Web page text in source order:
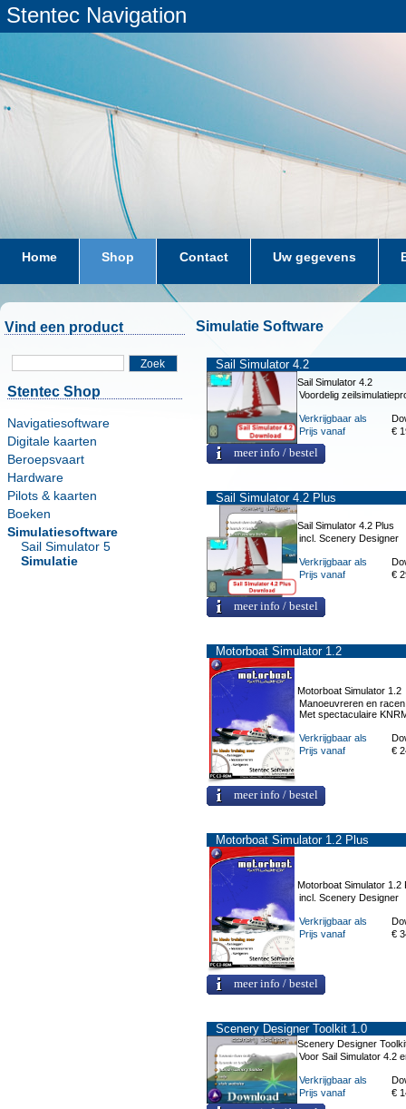
Stentec Navigation
Home Shop Contact Uw gegevens
Vind een product
Zoek
Stentec Shop
Navigatiesoftware
Digitale kaarten
Beroepsvaart
Hardware
Pilots & kaarten
Boeken
Simulatiesoftware
Sail Simulator 5
Simulatie
Simulatie Software
Sail Simulator 4.2
Sail Simulator 4.2
Voordelig
Verkrijgbaar als
Prijs vanaf
€
meer info / bestel
Sail Simulator 4.2 Plus
Sail Simulator 4.2 Plus
incl. Scenery Designer
Verkrijgbaar als
Prijs vanaf
€
meer info / bestel
Motorboat Simulator 1.2
Motorboat Simulator 1.2
Manoeuvreren en
Met spectaculaire
Verkrijgbaar als
Prijs vanaf
€
meer info / bestel
Motorboat Simulator 1.2 Plus
Motorboat Simulator 1.2
incl. Scenery Designer
Verkrijgbaar als
Prijs vanaf
€
meer info / bestel
Scenery Designer Toolkit 1.0
Scenery Designer
Voor Sail Simulator 4.2
Verkrijgbaar als
Prijs vanaf
€